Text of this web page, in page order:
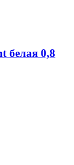
белая 0,8